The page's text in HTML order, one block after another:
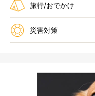
旅行/おでかけ
災害対策